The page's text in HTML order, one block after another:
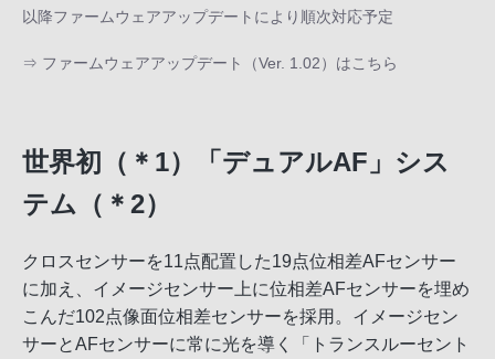
以降ファームウェアアップデートにより順次対応予定
⇒ ファームウェアアップデート（Ver. 1.02）はこちら
世界初（＊1）「デュアルAF」シス
テム（＊2）
クロスセンサーを11点配置した19点位相差AFセンサー
に加え、イメージセンサー上に位相差AFセンサーを埋め
こんだ102点像面位相差センサーを採用。イメージセン
サーとAFセンサーに常に光を導く「トランスルーセント